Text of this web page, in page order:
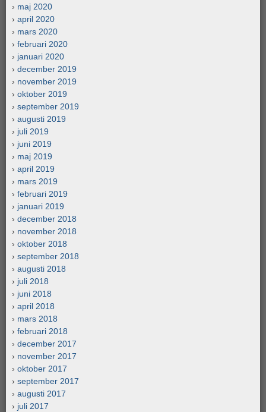
maj 2020
april 2020
mars 2020
februari 2020
januari 2020
december 2019
november 2019
oktober 2019
september 2019
augusti 2019
juli 2019
juni 2019
maj 2019
april 2019
mars 2019
februari 2019
januari 2019
december 2018
november 2018
oktober 2018
september 2018
augusti 2018
juli 2018
juni 2018
april 2018
mars 2018
februari 2018
december 2017
november 2017
oktober 2017
september 2017
augusti 2017
juli 2017